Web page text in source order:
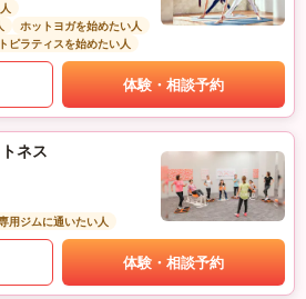
ホットヨガを始めたい人
ピラティスを始めたい人
体験・相談予約
ネス
用ジムに通いたい人
体験・相談予約